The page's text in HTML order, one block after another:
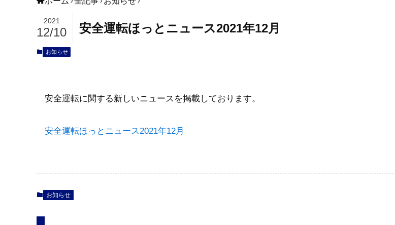
安全運転ほっとニュース2021年12月
2021
12/10
お知らせ
安全運転に関する新しいニュースを掲載しております。
安全運転ほっとニュース2021年12月
お知らせ